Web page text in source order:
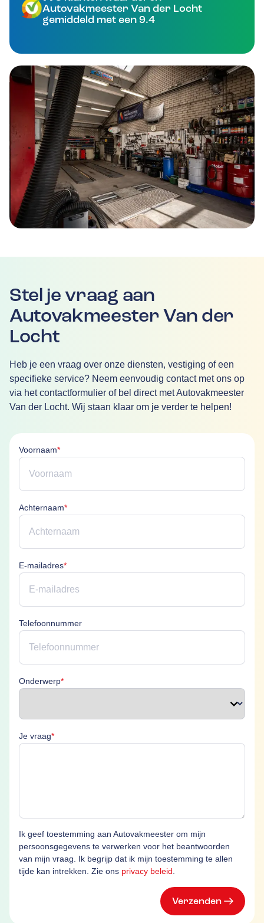
Autovakmeester Van der Locht
gemiddeld met een 9.4
Stel je vraag aan
Autovakmeester Van der
Locht
Heb je een vraag over onze diensten, vestiging of een
specifieke service? Neem eenvoudig contact met ons op
via het contactformulier of bel direct met Autovakmeester
Van der Locht. Wij staan klaar om je verder te helpen!
Voornaam*Voornaam is verplicht
Achternaam*Achternaam is verplicht
E-mailadres*E-mailadres is verplicht
Telefoonnummer
Onderwerp*Onderwerp is verplicht
Je vraag*Je vraag is verplicht
Ik geef toestemming aan Autovakmeester om mijn
persoonsgegevens te verwerken voor het beantwoorden
van mijn vraag. Ik begrijp dat ik mijn toestemming te allen
tijde kan intrekken. Zie ons privacy beleid
Verzenden